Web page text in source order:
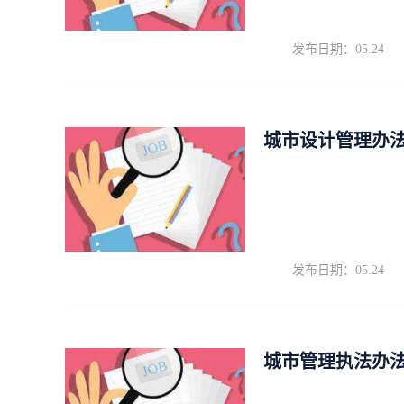
发布日期：05.24
城市设计管理办
发布日期：05.24
城市管理执法办